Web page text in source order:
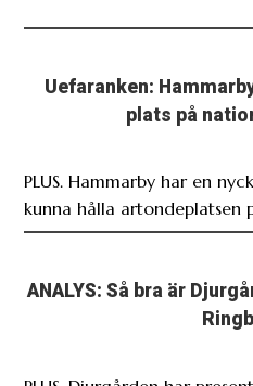
Uefaranken:
plats på
PLUS. Hammarby har en
kunna hålla artondeplatsen
ANALYS: Så bra är